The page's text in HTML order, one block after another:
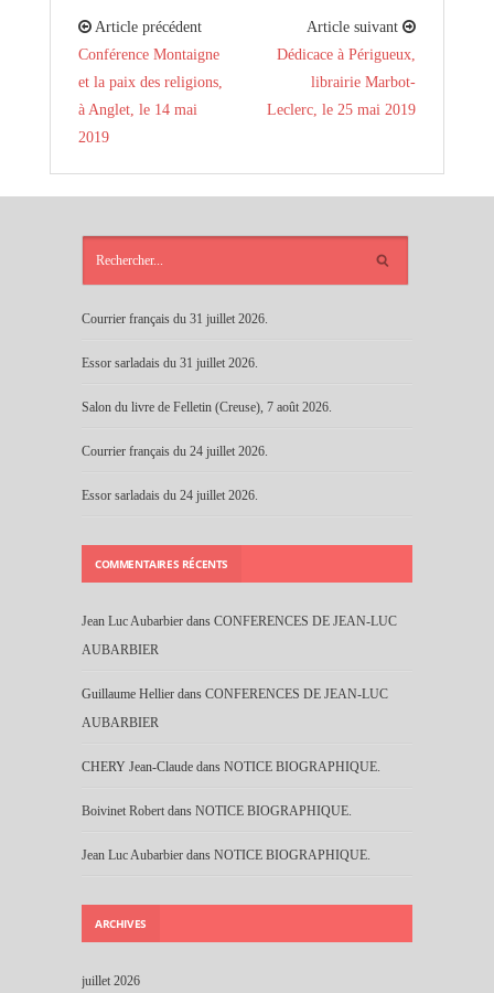
Article précédent
Conférence Montaigne
et la paix des religions,
à Anglet, le 14 mai
2019
Article suivant
Dédicace à Périgueux,
librairie Marbot-
Leclerc, le 25 mai 2019
Courrier français du 31 juillet 2026.
Essor sarladais du 31 juillet 2026.
Salon du livre de Felletin (Creuse), 7 août 2026.
Courrier français du 24 juillet 2026.
Essor sarladais du 24 juillet 2026.
COMMENTAIRES RÉCENTS
Jean Luc Aubarbier dans CONFERENCES DE JEAN-LUC
AUBARBIER
Guillaume Hellier dans CONFERENCES DE JEAN-LUC
AUBARBIER
CHERY Jean-Claude dans NOTICE BIOGRAPHIQUE.
Boivinet Robert dans NOTICE BIOGRAPHIQUE.
Jean Luc Aubarbier dans NOTICE BIOGRAPHIQUE.
ARCHIVES
juillet 2026